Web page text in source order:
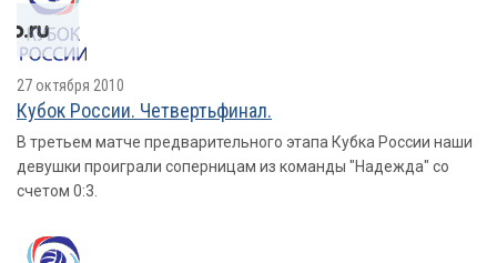
27 октября 2010
Кубок России. Четвертьфинал.
В третьем матче предварительного этапа Кубка России наши
девушки проиграли соперницам из команды "Надежда" со
счетом 0:3.